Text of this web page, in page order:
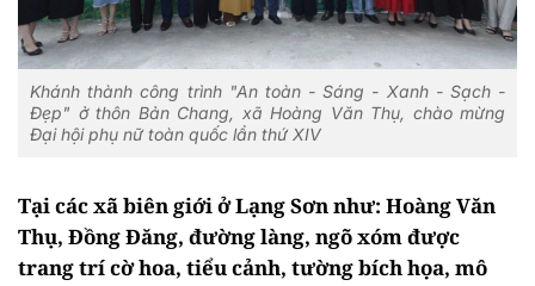
Khánh thành công trình "An toàn - Sáng - Xanh - Sạch -
Đẹp" ở thôn Bản Chang, xã Hoàng Văn Thụ, chào mừng
Đại hội phụ nữ toàn quốc lần thứ XIV
Tại các xã biên giới ở Lạng Sơn như: Hoàng Văn
Thụ, Đồng Đăng, đường làng, ngõ xóm được
trang trí cờ hoa, tiểu cảnh, tường bích họa, mô